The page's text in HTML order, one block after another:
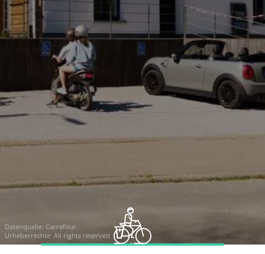
Datenquelle: Carrefour
Urheberrechte: All rights reserved